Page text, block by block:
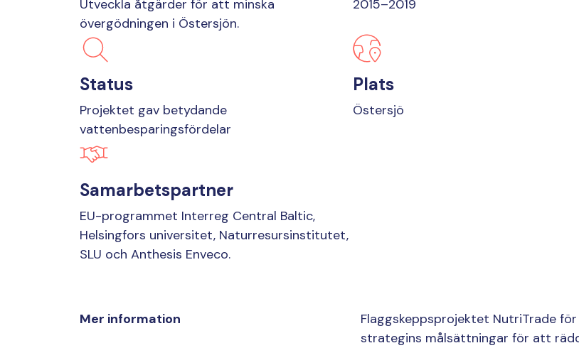
Utveckla åtgärder för att minska
övergödningen i Östersjön.
2015–2019
Status
Projektet gav betydande
vattenbesparingsfördelar
Plats
Östersjö
Samarbetspartner
EU-programmet Interreg Central Baltic,
Helsingfors universitet, Naturresursinstitutet,
SLU och Anthesis Enveco.
Mer information
Flaggskeppsprojektet NutriTrade
strategins målsättningar för att